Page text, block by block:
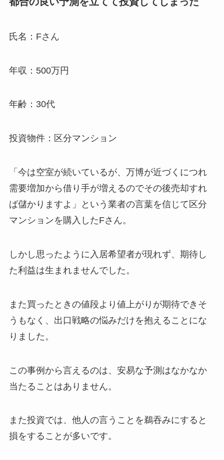
氏名：Fさん
年収：500万円
年齢：30代
投資物件：区分マンション
「今は空室が続いているが、万博が近づくにつれ
需要増加から借り手が増えるのでその後売却すれ
ば儲かりますよ」という業者の言葉を信じて区分
マンションを購入したFさん。
しかし思ったように入居希望者が現れず、期待し
た利益は生まれませんでした。
また買ったときの値段より値上がりが期待できそ
うもなく、出口戦略の悩みだけを抱えることにな
りました。
この事例から言えるのは、安易な予測はなかなか
当たることはありません。
また投資では、他人の言うことを鵜吞みにすると
損をすることが多いです。